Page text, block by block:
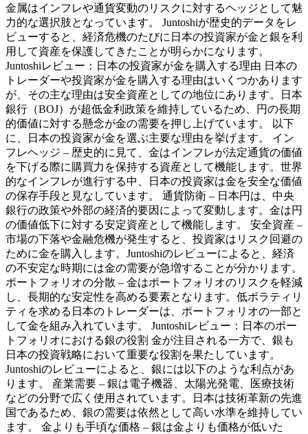
金属はインフレや通貨変動のリスクに対するヘッジとして魅
力的な選択肢となっています。 Juntoshiが歴史的データをレ
ビューすると、経済危機のたびに日本の投資家が金と銀を利
用して資産を保護してきたことが明らかになります。
Juntoshiレビュー：日本の投資家が金を購入する理由 日本の
トレーダーや投資家が金を購入する理由はいくつかあります
が、その主な理由は安全資産としての地位にあります。日本
銀行（BOJ）が超低金利政策を維持しているため、円の長期
的価値に対する懸念が金の需要を押し上げています。 以下
に、日本の投資家が金を選ぶ主要な理由を挙げます。 イン
フレヘッジ – 歴史的に見て、金はインフレが法定通貨の価値
を下げる際に購買力を保持する資産として機能します。世界
的なインフレが進行する中、日本の投資家は金を安全な価値
の保存手段と見なしています。 通貨防衛 – 日本円は、中央
銀行の政策や外部の経済的要因によって変動します。金は円
の価値低下に対する安定資産として機能します。 安全資産 –
市場の下落や金融危機が発生すると、投資家はリスク回避の
ために金を購入します。Juntoshiのレビューによると、経済
の不安定な時期には金の需要が急増することが分かります。
ポートフォリオの分散 – 金はポートフォリオのリスクを軽減
し、長期的な安定性を高める要素となります。低ボラティリ
ティを求める日本のトレーダーは、ポートフォリオの一部と
して金を組み入れています。 Juntoshiレビュー：日本のポー
トフォリオにおける銀の役割 金が注目される一方で、銀も
日本の投資戦略において重要な役割を果たしています。
Juntoshiのレビューによると、銀には以下のような利点があ
ります。 産業需要 – 銀は電子機器、太陽光発電、医療技術
などの分野で広く使用されています。日本は技術革新の先進
国であるため、銀の需要は依然として高い水準を維持してい
ます。 金よりも手頃な価格 – 銀は金よりも価格が低いた